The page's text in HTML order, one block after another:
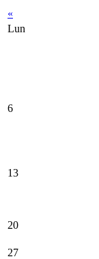
«
Lun
6
13
20
27